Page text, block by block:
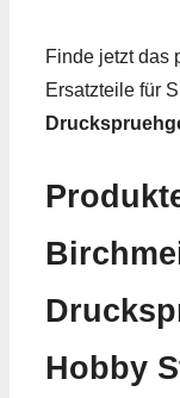
Finde jetzt das
Ersatzteile für
Hobby